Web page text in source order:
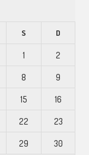
S D
1 2
8 9
15 16
22 23
29 30